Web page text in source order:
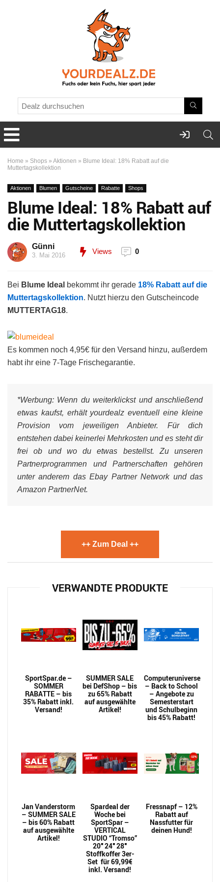
Home » Shops » Aktionen » Blume Ideal: 18% Rabatt auf die
Muttertagskollektion
Aktionen Blumen Gutscheine Rabatte Shops
Blume Ideal: 18% Rabatt auf
die Muttertagskollektion
Günni
3. Mai 2016 Views 0
Bei Blume Ideal bekommt ihr gerade 18% Rabatt auf die
Muttertagskollektion. Nutzt hierzu den Gutscheincode
MUTTERTAG18.
Es kommen noch 4,95€ für den Versand hinzu, außerdem
habt ihr eine 7-Tage Frischegarantie.
*Werbung: Wenn du weiterklickst und anschließend
etwas kaufst, erhält yourdealz eventuell eine kleine
Provision vom jeweiligen Anbieter. Für dich
entstehen dabei keinerlei Mehrkosten und es steht dir
frei ob und wo du etwas bestellst. Zu unseren
Partnerprogrammen und Partnerschaften gehören
unter anderem das Ebay Partner Network und das
Amazon PartnerNet.
++ Zum Deal ++
VERWANDTE PRODUKTE
SportSpar.de –
SOMMER
RABATTE – bis
35% Rabatt inkl.
Versand!
SUMMER SALE
bei DefShop – bis
zu 65% Rabatt
auf ausgewählte
Artikel!
Computeruniverse
– Back to School
– Angebote zu
Semesterstart
und Schulbeginn
bis 45% Rabatt!
Jan Vanderstorm
– SUMMER SALE
– bis 60% Rabatt
auf ausgewählte
Artikel!
Spardeal der
Woche bei
SportSpar –
VERTICAL
STUDIO “Tromso”
20″ 24″ 28″
Stoffkoffer 3er-
Set für 69,99€
inkl. Versand!
Fressnapf – 12%
Rabatt auf
Nassfutter für
deinen Hund!